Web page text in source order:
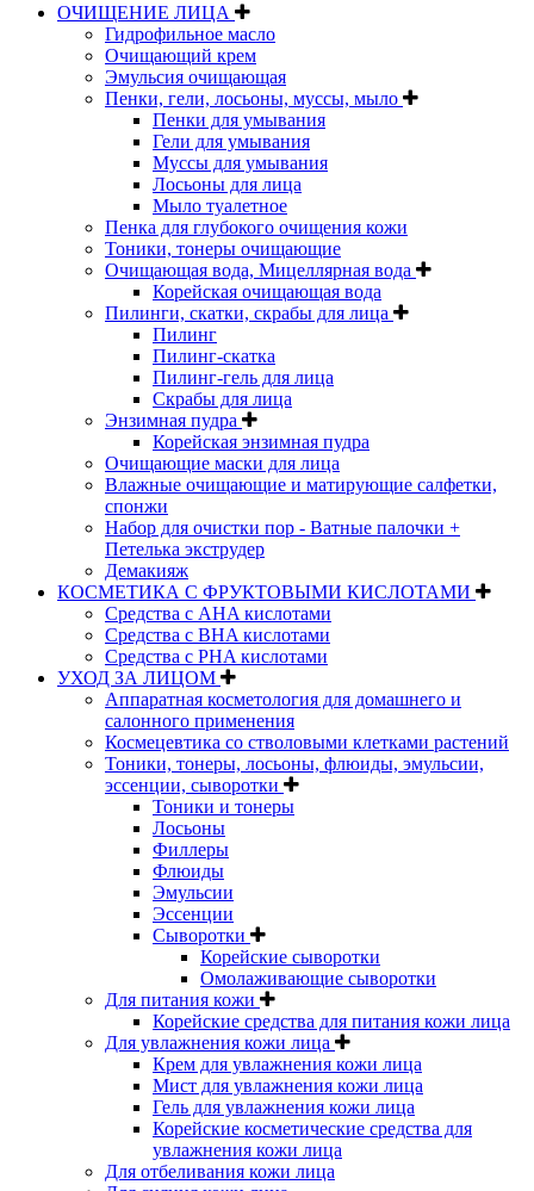
ОЧИЩЕНИЕ ЛИЦА
Гидрофильное масло
Очищающий крем
Эмульсия очищающая
Пенки, гели, лосьоны, муссы, мыло
Пенки для умывания
Гели для умывания
Муссы для умывания
Лосьоны для лица
Мыло туалетное
Пенка для глубокого очищения кожи
Тоники, тонеры очищающие
Очищающая вода, Мицеллярная вода
Корейская очищающая вода
Пилинги, скатки, скрабы для лица
Пилинг
Пилинг-скатка
Пилинг-гель для лица
Скрабы для лица
Энзимная пудра
Корейская энзимная пудра
Очищающие маски для лица
Влажные очищающие и матирующие салфетки,
спонжи
Набор для очистки пор - Ватные палочки +
Петелька экструдер
Демакияж
КОСМЕТИКА С ФРУКТОВЫМИ КИСЛОТАМИ
Средства с AHA кислотами
Средства с BHA кислотами
Средства с PHA кислотами
УХОД ЗА ЛИЦОМ
Аппаратная косметология для домашнего и
салонного применения
Космецевтика со стволовыми клетками растений
Тоники, тонеры, лосьоны, флюиды, эмульсии,
эссенции, сыворотки
Тоники и тонеры
Лосьоны
Филлеры
Флюиды
Эмульсии
Эссенции
Сыворотки
Корейские сыворотки
Омолаживающие сыворотки
Для питания кожи
Корейские средства для питания кожи лица
Для увлажнения кожи лица
Крем для увлажнения кожи лица
Мист для увлажнения кожи лица
Гель для увлажнения кожи лица
Корейские косметические средства для
увлажнения кожи лица
Для отбеливания кожи лица